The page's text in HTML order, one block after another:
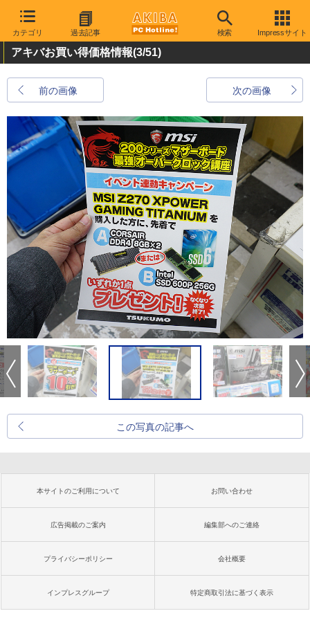
カテゴリ 過去記事 検索 Impressサイト
アキバお買い得価格情報(3/51)
前の画像 次の画像
この写真の記事へ
本サイトのご利用について お問い合わせ
広告掲載のご案内 編集部へのご連絡
プライバシーポリシー 会社概要
インプレスグループ 特定商取引法に基づく表示